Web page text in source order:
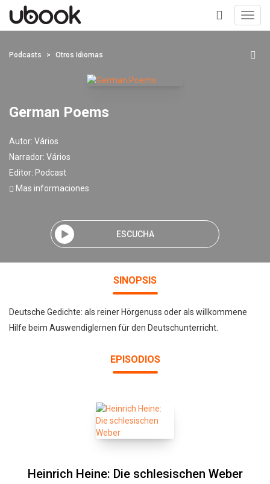
+
Podcasts Otros Idiomas
German Poems
Autor: Vários
Narrador: Vários
Editor: Podcast
Mas informaciones
ESCUCHA
SINOPSIS
Deutsche Gedichte: als reiner Hörgenuss oder als willkommene
Hilfe beim Auswendiglernen für den Deutschunterricht.
EPISODIOS
Heinrich Heine: Die schlesischen Weber